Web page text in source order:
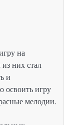
на
них стал
и
освоить игру
мелодии.